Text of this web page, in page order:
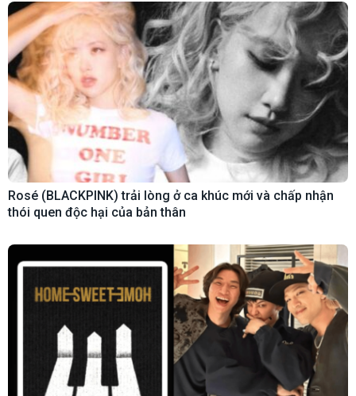
Rosé (BLACKPINK) trải lòng ở ca khúc mới và chấp nhận
thói quen độc hại của bản thân